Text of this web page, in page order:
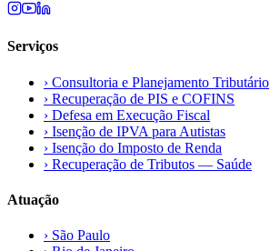
Serviços
› Consultoria e Planejamento Tributário
› Recuperação de PIS e COFINS
› Defesa em Execução Fiscal
› Isenção de IPVA para Autistas
› Isenção do Imposto de Renda
› Recuperação de Tributos — Saúde
Atuação
› São Paulo